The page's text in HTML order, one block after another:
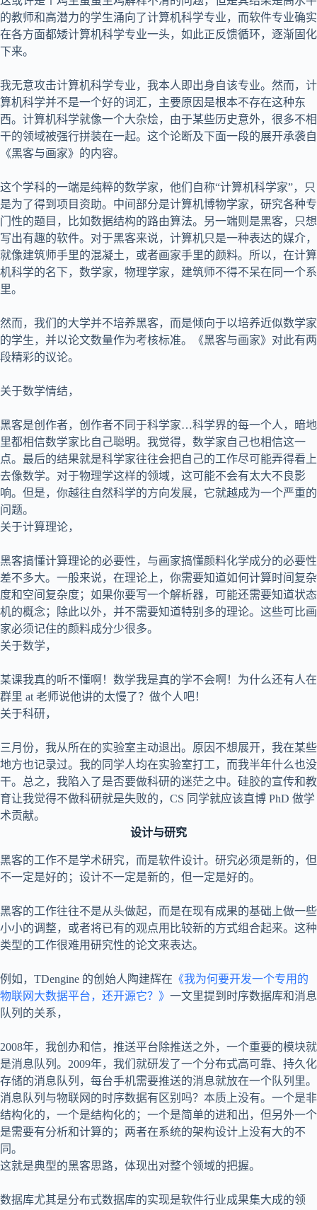
的教师和高潜力的学生涌向了计算机科学专业，而软件专业确实
在各方面都矮计算机科学专业一头，如此正反馈循环，逐渐固化
下来。
我无意攻击计算机科学专业，我本人即出身自该专业。然而，计
算机科学并不是一个好的词汇，主要原因是根本不存在这种东
西。计算机科学就像一个大杂烩，由于某些历史意外，很多不相
干的领域被强行拼装在一起。这个论断及下面一段的展开承袭自
《黑客与画家》的内容。
这个学科的一端是纯粹的数学家，他们自称“计算机科学家”，只
是为了得到项目资助。中间部分是计算机博物学家，研究各种专
门性的题目，比如数据结构的路由算法。另一端则是黑客，只想
写出有趣的软件。对于黑客来说，计算机只是一种表达的媒介，
就像建筑师手里的混凝土，或者画家手里的颜料。所以，在计算
机科学的名下，数学家，物理学家，建筑师不得不呆在同一个系
里。
然而，我们的大学并不培养黑客，而是倾向于以培养近似数学家
的学生，并以论文数量作为考核标准。《黑客与画家》对此有两
段精彩的议论。
关于数学情结，
黑客是创作者，创作者不同于科学家…科学界的每一个人，暗地
里都相信数学家比自己聪明。我觉得，数学家自己也相信这一
点。最后的结果就是科学家往往会把自己的工作尽可能弄得看上
去像数学。对于物理学这样的领域，这可能不会有太大不良影
响。但是，你越往自然科学的方向发展，它就越成为一个严重的
问题。
关于计算理论，
黑客搞懂计算理论的必要性，与画家搞懂颜料化学成分的必要性
差不多大。一般来说，在理论上，你需要知道如何计算时间复杂
度和空间复杂度；如果你要写一个解析器，可能还需要知道状态
机的概念；除此以外，并不需要知道特别多的理论。这些可比画
家必须记住的颜料成分少很多。
关于数学，
某课我真的听不懂啊！数学我是真的学不会啊！为什么还有人在
群里 at 老师说他讲的太慢了？做个人吧！
关于科研，
三月份，我从所在的实验室主动退出。原因不想展开，我在某些
地方也记录过。我的同学人均在实验室打工，而我半年什么也没
干。总之，我陷入了是否要做科研的迷茫之中。硅胶的宣传和教
育让我觉得不做科研就是失败的，CS 同学就应该直博 PhD 做学
术贡献。
设计与研究
黑客的工作不是学术研究，而是软件设计。研究必须是新的，但
不一定是好的；设计不一定是新的，但一定是好的。
黑客的工作往往不是从头做起，而是在现有成果的基础上做一些
小小的调整，或者将已有的观点用比较新的方式组合起来。这种
类型的工作很难用研究性的论文来表达。
例如，TDengine 的创始人陶建辉在 《我为何要开发一个专用的
物联网大数据平台，还开源它？》 一文里提到时序数据库和消息
队列的关系，
2008年，我创办和信，推送平台除推送之外，一个重要的模块就
是消息队列。2009年，我们就研发了一个分布式高可靠、持久化
存储的消息队列，每台手机需要推送的消息就放在一个队列里。
消息队列与物联网的时序数据有区别吗？本质上没有。一个是非
结构化的，一个是结构化的；一个是简单的进和出，但另外一个
是需要有分析和计算的；两者在系统的架构设计上没有大的不
同。
这就是典型的黑客思路，体现出对整个领域的把握。
数据库尤其是分布式数据库的实现是软件行业成果集大成的领